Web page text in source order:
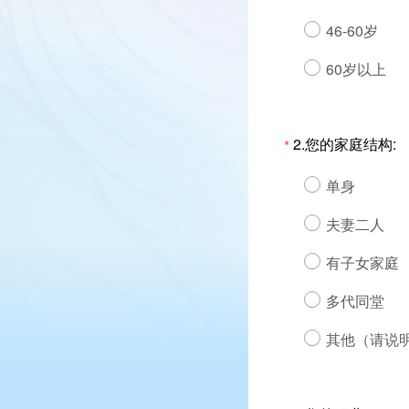
46-60岁
60岁以上
*2.您的家庭结构:
单身
夫妻二人
有子女家庭
多代同堂
其他（请说